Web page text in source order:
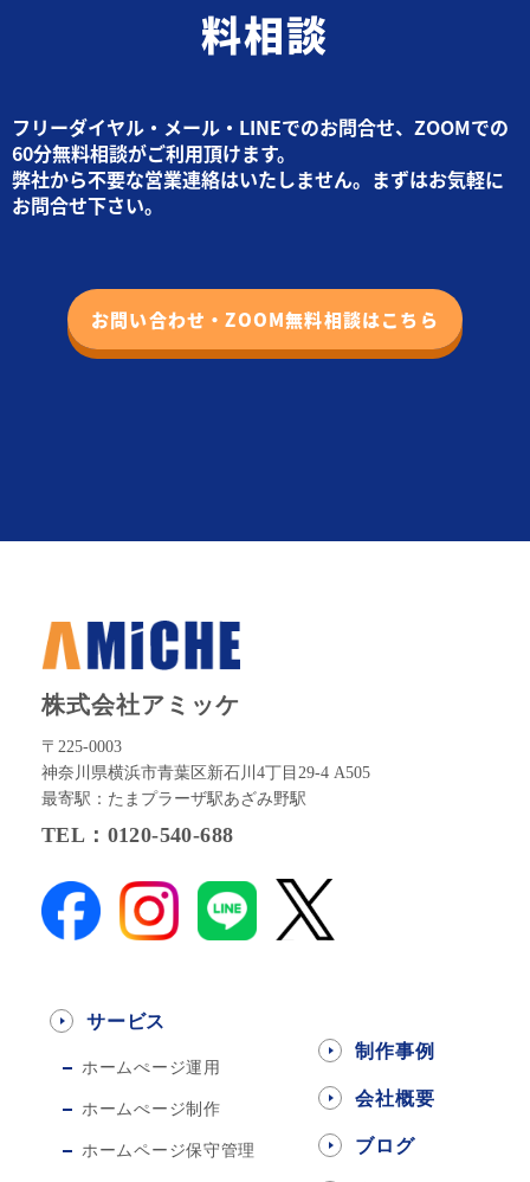
料相談
フリーダイヤル・メール・LINEでのお問合せ、ZOOMでの
60分無料相談がご利用頂けます。
弊社から不要な営業連絡はいたしません。まずはお気軽に
お問合せ下さい。
お問い合わせ・ZOOM無料相談はこちら
株式会社アミッケ
〒225-0003
神奈川県横浜市青葉区新石川4丁目29-4 A505
最寄駅：たまプラーザ駅あざみ野駅
TEL：0120-540-688
サービス
ホームぺージ運用
ホームぺージ制作
ホームページ保守管理
制作事例
会社概要
ブログ